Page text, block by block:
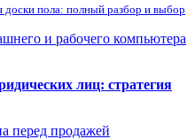
пола: полный разбор и выбор
и рабочего компьютера
лиц: стратегия
перед продажей